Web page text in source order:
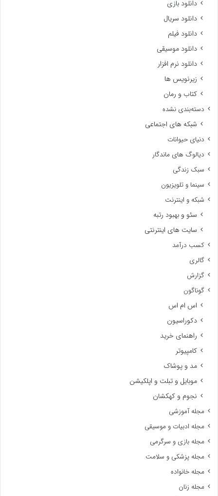
دانلود بازی
دانلود سریال
دانلود فیلم
دانلود موسیقی
دانلود نرم افزار
زیرنویس ها
کتاب و رمان
دسته‌بندی نشده
شبکه های اجتماعی
دنیای حیوانات
دیالوگ های ماندگار
سبک زندگی
سینما و تلویزیون
شبکه و اینترنت
سئو و بهبود رتبه
سایت های اینترنتی
کسب درآمد
گالری
گزارش
گوناگون
اس ام اس
دکوراسیون
راهنمای خرید
کامپیوتر
مد و پوشاک
موبایل و تبلت و اپلکیشن
نجوم و کهکشان
مجله آموزشی
مجله ادبیات و موسیقی
مجله بازی و سرگرمی
مجله پزشکی و سلامت
مجله خانواده
مجله زنان